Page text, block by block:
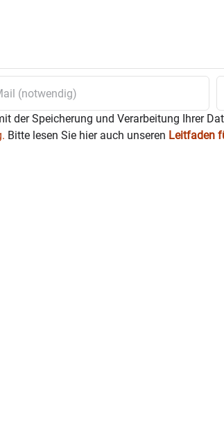
der Speicherung und Verarbeitung Ihrer
Bitte lesen Sie hier auch unseren Leitfaden